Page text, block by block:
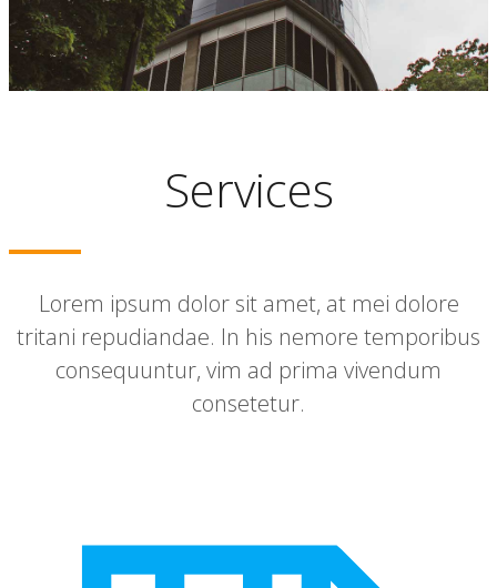
Services
Lorem ipsum dolor sit amet, at mei dolore
tritani repudiandae. In his nemore temporibus
consequuntur, vim ad prima vivendum
consetetur.